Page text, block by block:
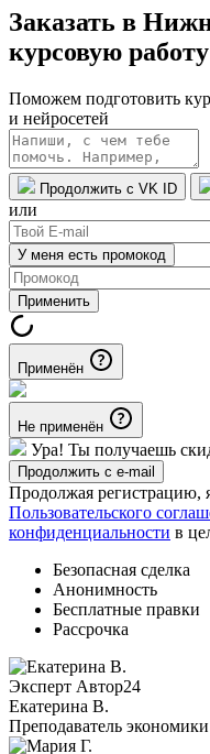
Заказать в
курсовую
Поможем подготовить
и нейросетей
Продолжить с VK ID
или
У меня есть промокод
Применить
Применён
Не применён
Ура! Ты получаешь
Продолжить с e-mail
Продолжая регистрацию,
Пользовательского
конфиденциальности в
Безопасная сделка
Анонимность
Бесплатные правки
Рассрочка
Эксперт Автор24
Екатерина B.
Преподаватель экономики